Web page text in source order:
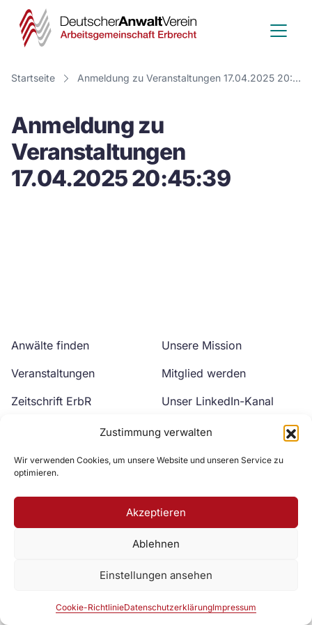
Zustimmung verwalten
Wir verwenden Cookies, um unsere Website und unseren Service zu
optimieren.
Akzeptieren
Ablehnen
Einstellungen ansehen
Cookie-RichtlinieDatenschutzerklärungImpressum
Deutscher
Anwalt
Verein
Startseite Anmeldung zu Veranstaltungen 17.04.2025 20:45:39
Anmeldung zu
Veranstaltungen
17.04.2025 20:45:39
Anwälte finden
Veranstaltungen
Zeitschrift ErbR
Unsere Mission
Mitglied werden
Unser LinkedIn-Kanal
Unser YouTube-Kanal
Zur DAV Webseite